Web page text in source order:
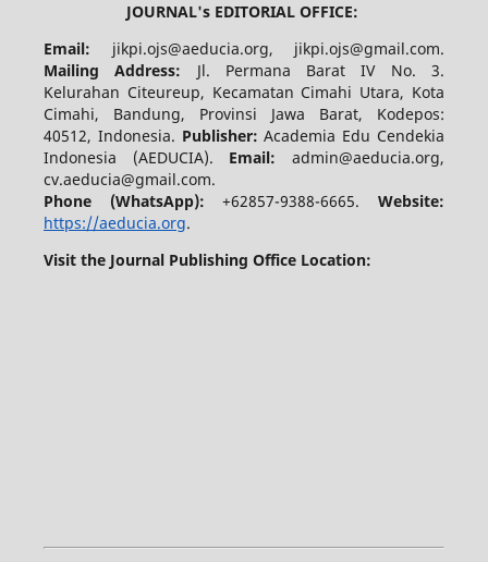
JOURNAL's EDITORIAL OFFICE:
Email: jikpi.ojs@aeducia.org, jikpi.ojs@gmail.com.
Mailing Address: Jl. Permana Barat IV No. 3.
Kelurahan Citeureup, Kecamatan Cimahi Utara, Kota
Cimahi, Bandung, Provinsi Jawa Barat, Kodepos:
40512, Indonesia. Publisher:Academia Edu Cendekia
Indonesia (AEDUCIA). Email:admin@aeducia.org,
cv.aeducia@gmail.com.
Phone (WhatsApp): +62857-9388-6665.Website:
https://aeducia.org.
Visit the Journal Publishing Office Location: